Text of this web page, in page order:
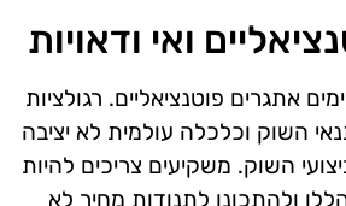
ואי ודאויות
אתגרים פוטנציאליים. רגולציות
השוק וכלכלה עולמית לא יציבה
השוק. משקיעים צריכים להיות
ולהתכונן לתנודות מחיר לא